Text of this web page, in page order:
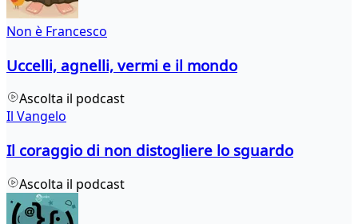
Non è Francesco
Uccelli, agnelli, vermi e il mondo
Ascolta il podcast
Il Vangelo
Il coraggio di non distogliere lo sguardo
Ascolta il podcast